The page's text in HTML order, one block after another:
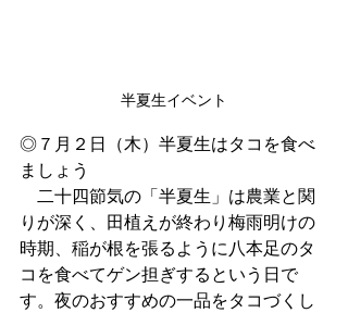
半夏生イベント
◎７月２日（木）半夏生はタコを食べ
ましょう
二十四節気の「半夏生」は農業と関
りが深く、田植えが終わり梅雨明けの
時期、稲が根を張るように八本足のタ
コを食べてゲン担ぎするという日で
す。夜のおすすめの一品をタコづくし